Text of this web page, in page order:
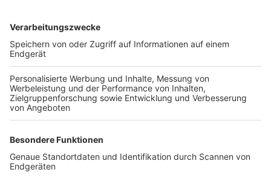
TOP-VEREINE
TOP-PARTNER